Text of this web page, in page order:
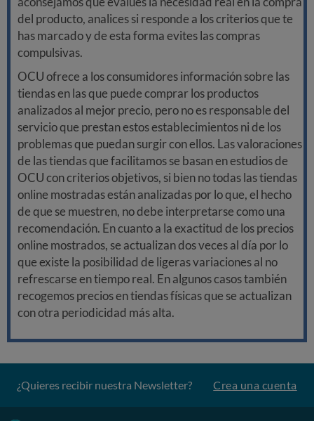
del producto, analices si responde a los criterios que te
has marcado y de esta forma evites las compras
compulsivas.
OCU ofrece a los consumidores información sobre las
tiendas en las que puede comprar los productos
analizados al mejor precio, pero no es responsable del
servicio que prestan estos establecimientos ni de los
problemas que puedan surgir con ellos. Las valoraciones
de las tiendas que facilitamos se basan en estudios de
OCU con criterios objetivos, si bien no todas las tiendas
online mostradas están analizadas por lo que, el hecho
de que se muestren, no debe interpretarse como una
recomendación. En cuanto a la exactitud de los precios
online mostrados, se actualizan dos veces al día por lo
que existe la posibilidad de ligeras variaciones al no
refrescarse en tiempo real. En algunos casos también
recogemos precios en tiendas físicas que se actualizan
con otra periodicidad más alta.
¿Quieres recibir nuestra Newsletter? Crea una cuenta